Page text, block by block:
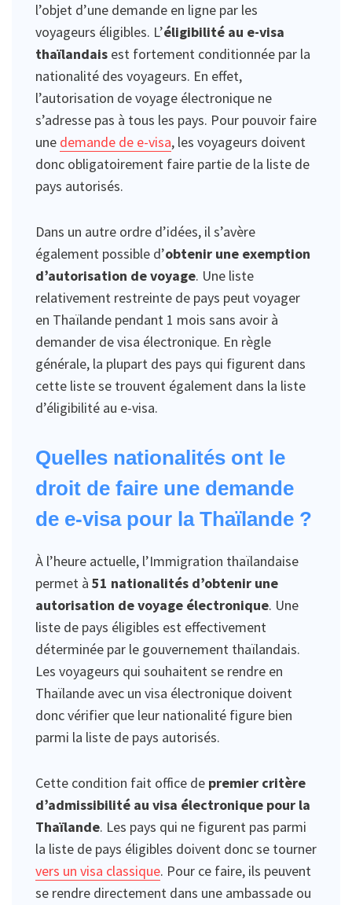
l’objet d’une demande en ligne par les
voyageurs éligibles. L’éligibilité au e-visa
thaïlandais est fortement conditionnée par la
nationalité des voyageurs. En effet,
l’autorisation de voyage électronique ne
s’adresse pas à tous les pays. Pour pouvoir faire
une demande de e-visa, les voyageurs doivent
donc obligatoirement faire partie de la liste de
pays autorisés.
Dans un autre ordre d’idées, il s’avère
également possible d’obtenir une exemption
d’autorisation de voyage. Une liste
relativement restreinte de pays peut voyager
en Thaïlande pendant 1 mois sans avoir à
demander de visa électronique. En règle
générale, la plupart des pays qui figurent dans
cette liste se trouvent également dans la liste
d’éligibilité au e-visa.
Quelles nationalités ont le
droit de faire une demande
de e-visa pour la Thaïlande ?
À l’heure actuelle, l’Immigration thaïlandaise
permet à 51 nationalités d’obtenir une
autorisation de voyage électronique. Une
liste de pays éligibles est effectivement
déterminée par le gouvernement thaïlandais.
Les voyageurs qui souhaitent se rendre en
Thaïlande avec un visa électronique doivent
donc vérifier que leur nationalité figure bien
parmi la liste de pays autorisés.
Cette condition fait office de premier critère
d’admissibilité au visa électronique pour la
Thaïlande. Les pays qui ne figurent pas parmi
la liste de pays éligibles doivent donc se tourner
vers un visa classique. Pour ce faire, ils peuvent
se rendre directement dans une ambassade ou